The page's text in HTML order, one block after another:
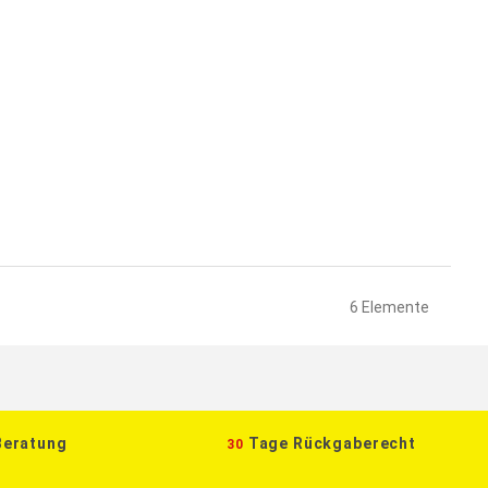
6 Elemente
30 Tage Rückgaberecht